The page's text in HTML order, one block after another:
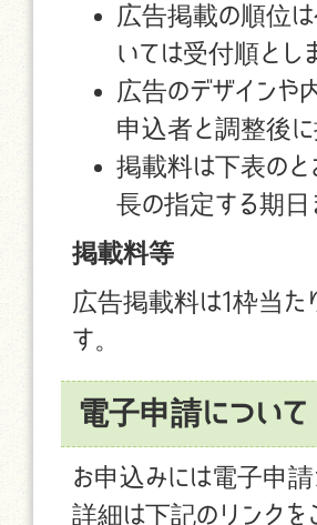
広告掲載の順位
いては受付順とし
広告のデザインや
申込者と調整後に
掲載料は下表のと
長の指定する期日
掲載料等
広告掲載料は1枠当
す。
電子申請について
お申込みには電子申請
詳細は下記のリンクを